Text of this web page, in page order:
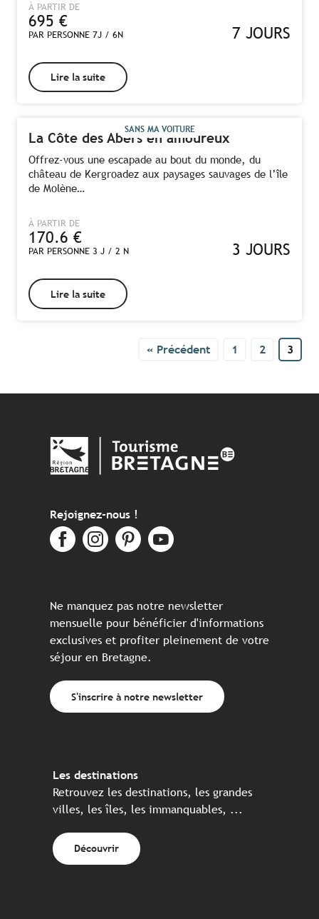
À PARTIR DE
695 €
PAR PERSONNE 7J / 6N 7 JOURS
Lire la suite
SANS MA VOITURE
La Côte des Abers en amoureux
Offrez-vous une escapade au bout du monde, du
château de Kergroadez aux paysages sauvages de l’île
de Molène…
À PARTIR DE
170.6 €
PAR PERSONNE 3 J / 2 N 3 JOURS
Lire la suite
« Précédent 1 2 3
Rejoignez-nous !
Ne manquez pas notre newsletter
mensuelle pour bénéficier d'informations
exclusives et profiter pleinement de votre
séjour en Bretagne.
S'inscrire à notre newsletter
Les destinations
Retrouvez les destinations, les grandes
villes, les îles, les immanquables, ...
Découvrir